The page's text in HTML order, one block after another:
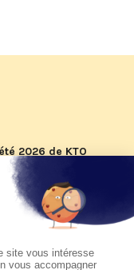
2026 de KTO
du pape Léon